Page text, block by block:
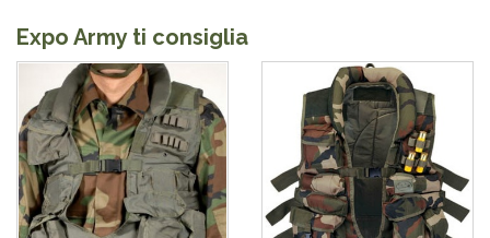
Expo Army ti consiglia